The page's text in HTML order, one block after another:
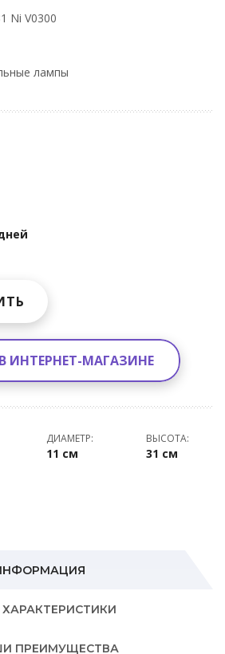
Ni V0300
лампы
ИНТЕРНЕТ-МАГАЗИНЕ
ДИАМЕТР:
11 см
ВЫСОТА:
31 см
ХАРАКТЕРИСТИКИ
ПРЕИМУЩЕСТВА